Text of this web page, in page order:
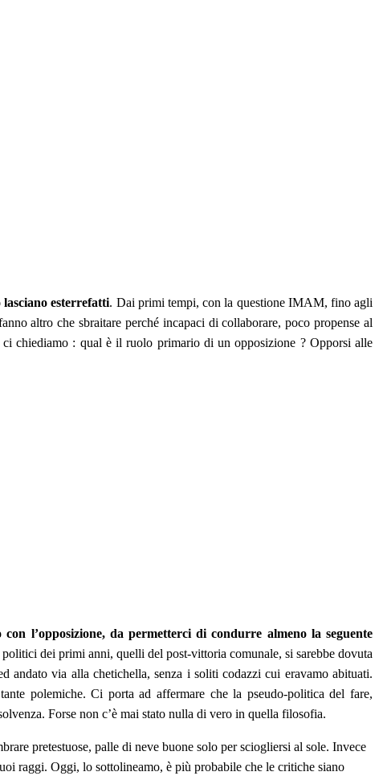
esterrefatti. Dai primi tempi, con la questione IMAM, fino agli
altro che sbraitare perché incapaci di collaborare, poco propense al
chiediamo : qual è il ruolo primario di un opposizione ? Opporsi alle
l’opposizione, da permetterci di condurre almeno la seguente
dei primi anni, quelli del post-vittoria comunale, si sarebbe dovuta
andato via alla chetichella, senza i soliti codazzi cui eravamo abituati.
polemiche. Ci porta ad affermare che la pseudo-politica del fare,
Forse non c’è mai stato nulla di vero in quella filosofia.
pretestuose, palle di neve buone solo per sciogliersi al sole. Invece
raggi. Oggi, lo sottolineamo, è più probabile che le critiche siano